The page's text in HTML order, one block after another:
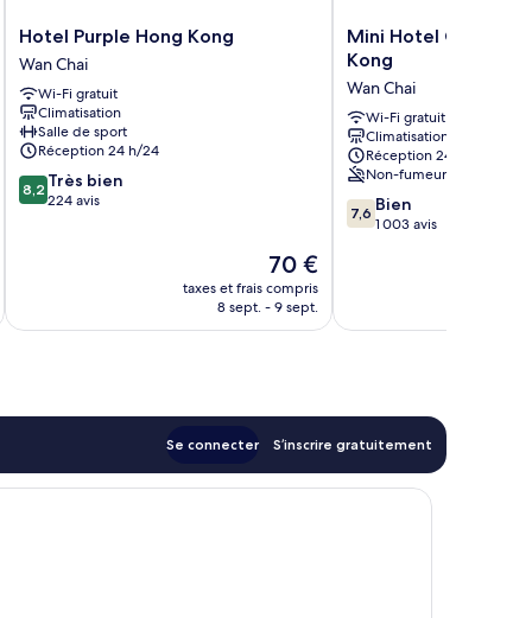
Hotel
Purple
Hong
Kong
Wan
Chai
Hotel Purple Hong Kong
Wan Chai
Wi-Fi gratuit
Climatisation
Salle de sport
Réception 24 h/24
8.2
sur
8,2 Très bien
224 avis
Le
nouveau
prix
70 €
taxes et frais compris
8 sept. - 9 sept.
Mini
Hotel
Causeway
Bay
Hong
Kong
Wan
Chai
Mini Hotel
Kong
Wan Chai
Wi-Fi gratuit
Climatisation
Réception 24 h/24
Non-fumeurs
7.6
sur
7,6 Bien
1 003 avis
Se connecter S’inscrire gratuitement